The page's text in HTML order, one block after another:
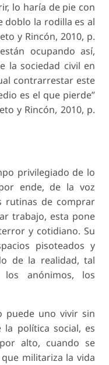
lo haría de pie con
doblo la rodilla es al
y Rincón, 2010, p.
ocupando así,
la sociedad civil en
contrarrestar este
es el que pierde”
y Rincón, 2010, p.
privilegiado de lo
ende, de la voz
rutinas de comprar
trabajo, esta pone
y cotidiano. Su
pisoteados y
de la realidad, tal
anónimos, los
puede uno vivir sin
política social, es
alto, cuando se
militariza la vida